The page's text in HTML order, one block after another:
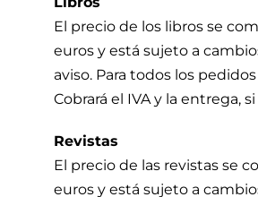
El precio de los libros se
euros y está sujeto a
aviso. Para todos los
Cobrará el IVA y la entrega,
Revistas
El precio de las revistas se
euros y está sujeto a